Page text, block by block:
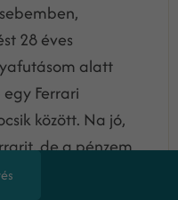
28 éves
alatt
Ferrari
között. Na jó,
de a pénzem